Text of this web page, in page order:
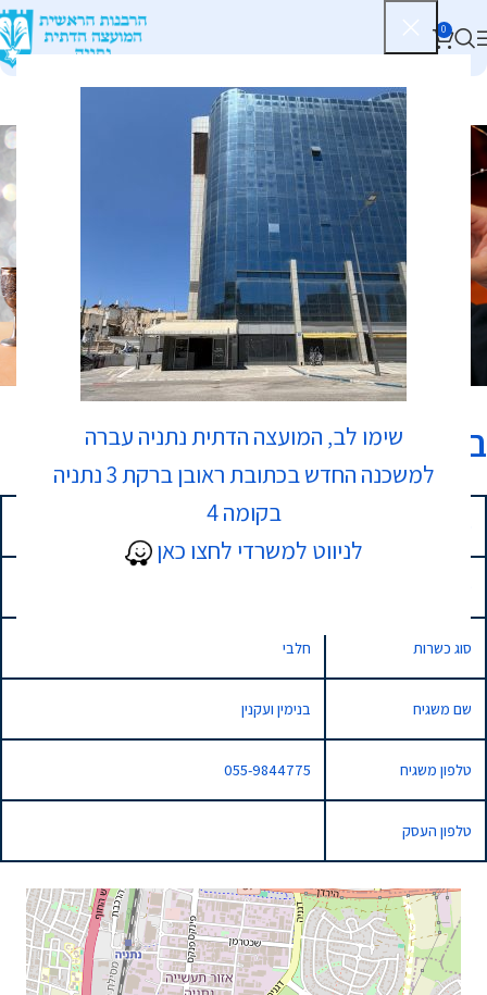
שימו לב, המועצה הדתית נתניה עברה
למשכנה החדש בכתובת ראובן ברקת 3 נתניה
בקומה 4
לניווט למשרדי לחצו כאן
0
כשרות
בלוזה מאנצ'
15 יוסף בוסל, נתניה, Israel
סוג כשרות חלבי
שם משגיח בנימין ועקנין
טלפון משגיח 055-9844775
טלפון העסק